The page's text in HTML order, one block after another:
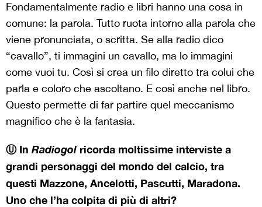
Fondamentalmente radio e libri hanno una cosa in
comune: la parola. Tutto ruota intorno alla parola che
viene pronunciata, o scritta. Se alla radio dico
“cavallo”, ti immagini un cavallo, ma lo immagini
come vuoi tu. Così si crea un filo diretto tra colui che
parla e coloro che ascoltano. E così anche nel libro.
Questo permette di far partire quel meccanismo
magnifico che è la fantasia.
Ⓤ In Radiogol ricorda moltissime interviste a
grandi personaggi del mondo del calcio, tra
questi Mazzone, Ancelotti, Pascutti, Maradona.
Uno che l’ha colpita di più di altri?